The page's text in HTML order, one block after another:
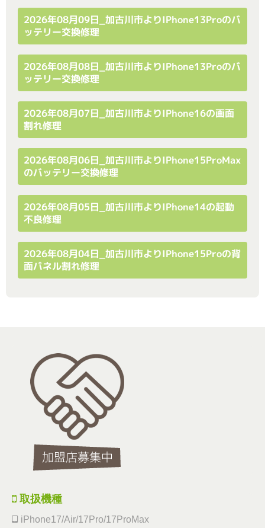
2026年08月09日_加古川市よりiPhone13Proのバ
ッテリー交換修理
2026年08月08日_加古川市よりiPhone13Proのバ
ッテリー交換修理
2026年08月07日_加古川市よりiPhone16の画面
割れ修理
2026年08月06日_加古川市よりiPhone15ProMax
のバッテリー交換修理
2026年08月05日_加古川市よりiPhone14の起動
不良修理
2026年08月04日_加古川市よりiPhone15Proの背
面パネル割れ修理
取扱機種
iPhone17/Air/17Pro/17ProMax